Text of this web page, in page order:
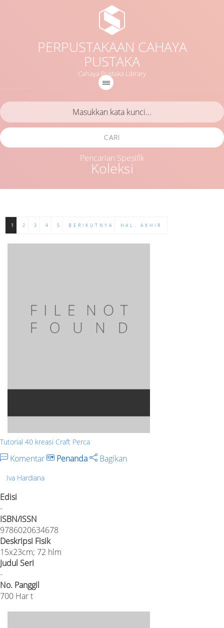
PERPUSTAKAAN CAHAYA
PUSTAKA
Cahaya Pustaka Library
Koleksi
CARI
Pencarian Spesifik
1 2 3 4 5 BERIKUTNYA HAL. AKHIR
Tutorial 40 kreasi Craft Perca
Komentar Penanda Bagikan
Iva Hardiana
Edisi
-
ISBN/ISSN
9786020634678
Deskripsi Fisik
15x23cm; 72 hlm
Judul Seri
-
No. Panggil
700 Har t